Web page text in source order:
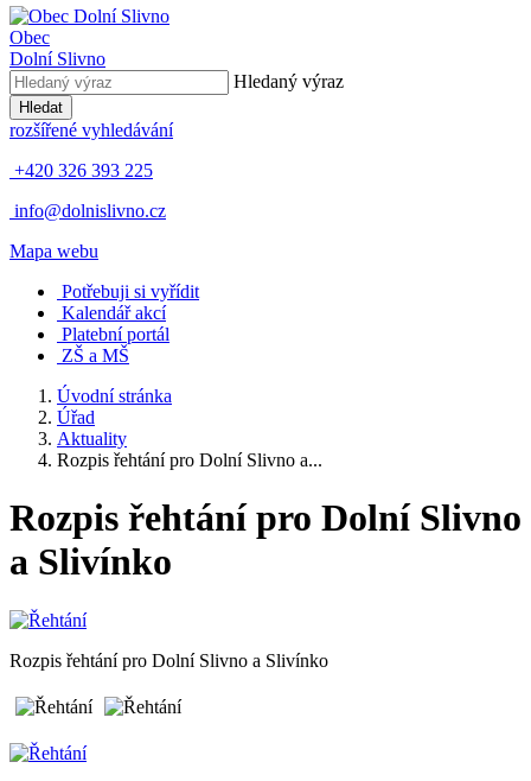
Obec
Dolní Slivno
Hledaný výraz
Hledat
rozšířené vyhledávání
+420 326 393 225
info@dolnislivno.cz
Mapa webu
Potřebuji si vyřídit
Kalendář akcí
Platební portál
ZŠ a MŠ
Úvodní stránka
Úřad
Aktuality
Rozpis řehtání pro Dolní Slivno a...
Rozpis řehtání pro Dolní Slivno
a Slivínko
Rozpis řehtání pro Dolní Slivno a Slivínko